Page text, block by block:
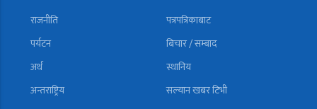
पत्रपत्रिकाबाट
बिचार / सम्बाद
स्थानिय
सल्यान खबर टिभी
राजनीति
पर्यटन
अर्थ
अन्तराष्ट्रिय